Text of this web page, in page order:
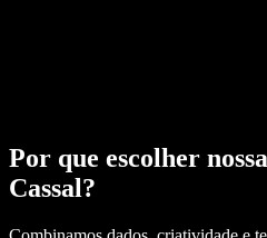
Por que escolher
Cassal?